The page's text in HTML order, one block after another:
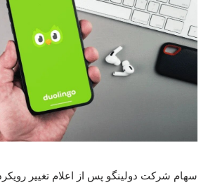
سهام شرکت دولینگو پس از اعلام تغییر